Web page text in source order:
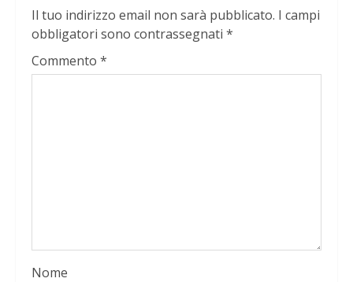
Il tuo indirizzo email non sarà pubblicato. I campi
obbligatori sono contrassegnati *
Commento *
Nome